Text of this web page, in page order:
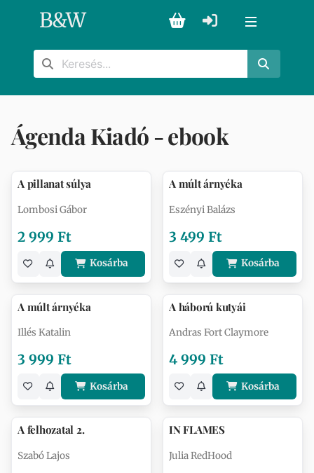
B&W
Ágenda Kiadó - ebook
A pillanat súlya
Lombosi Gábor
2 999 Ft
Kosárba
A múlt árnyéka
Eszényi Balázs
3 499 Ft
Kosárba
A múlt árnyéka
Illés Katalin
3 999 Ft
Kosárba
A háború kutyái
Andras Fort Claymore
4 999 Ft
Kosárba
A felhozatal 2.
Szabó Lajos
IN FLAMES
Julia RedHood